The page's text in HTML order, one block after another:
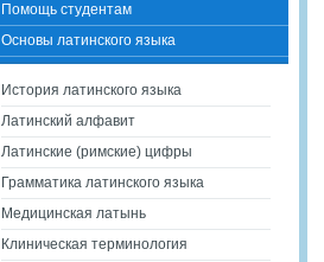
Помощь студентам
Основы латинского языка
История латинского языка
Латинский алфавит
Латинские (римские) цифры
Грамматика латинского языка
Медицинская латынь
Клиническая терминология